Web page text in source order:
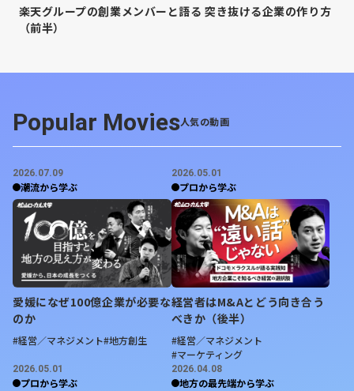
楽天グループの創業メンバーと語る 突き抜ける企業の作り方
（前半）
Popular Movies人気の動画
2026.07.09
潮流から学ぶ
愛媛になぜ100億企業が必要な
のか
#経営／マネジメント#地方創生
2026.05.01
プロから学ぶ
経営者はM&Aとどう向き合う
べきか（後半）
#経営／マネジメント
#マーケティング
2026.05.01
プロから学ぶ
2026.04.08
地方の最先端から学ぶ